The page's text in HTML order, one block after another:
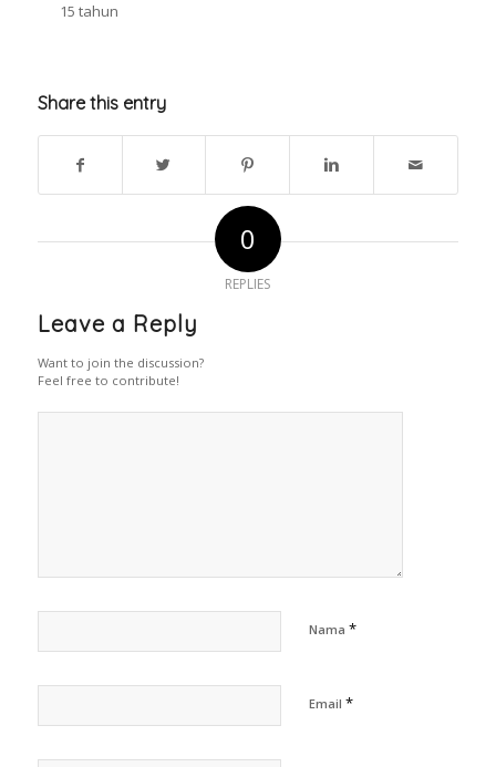
15 tahun
Share this entry
0
REPLIES
Leave a Reply
Want to join the discussion?
Feel free to contribute!
Nama *
Email *